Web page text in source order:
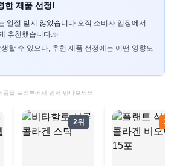
한 제품 선정!
일절 받지 않았습니다.오직 소비자 입장에서
추천했습니다.✨
할 수 있으나, 추천 제품 선정에는 어떤 영향도
품을 프리뷰에서 먼저 만나보세요!
2위 3위